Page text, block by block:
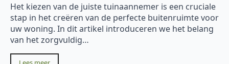
Het kiezen van de juiste tuinaannemer is een cruciale
stap in het creëren van de perfecte buitenruimte voor
uw woning. In dit artikel introduceren we het belang
van het zorgvuldig…